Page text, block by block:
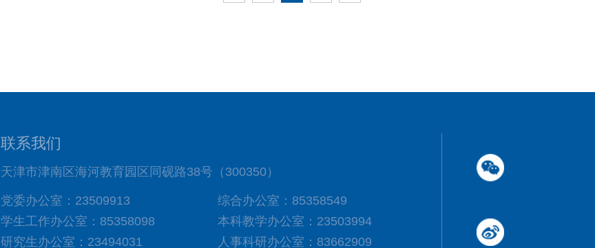
联系我们
天津市津南区海河教育园区同砚路38号（300350）
党委办公室：23509913
综合办公室：85358549
学生工作办公室：85358098
本科教学办公室：23503994
研究生办公室：23494031
人事科研办公室：83662909